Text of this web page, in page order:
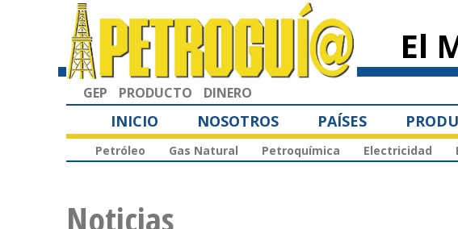
El
GEP PRODUCTO DINERO
INICIO NOSOTROS PAÍSES
Petróleo Gas Natural Petroquímica Electricidad
Noticias